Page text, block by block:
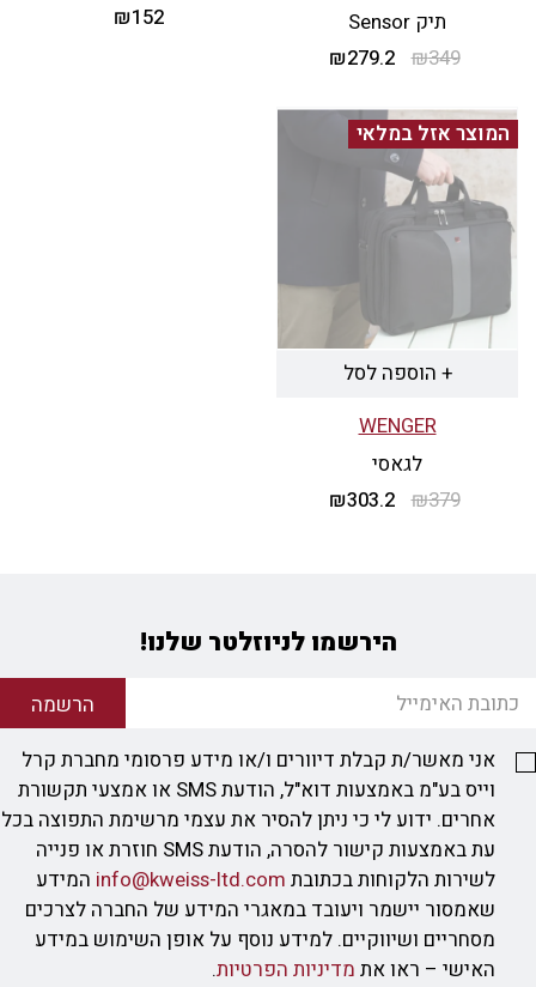
תיק Sensor
₪349
המחיר
היה:
₪349.
₪279.2
הוא:
₪152
המוצר אזל במלאי
+ הוספה לסל
WENGER
לגאסי
₪379
המחיר₪303.2
הירשמו לניוזלטר שלנו!
הרשמה
אני מאשר/ת קבלת דיוורים ו/או מידע פרסומי מחברת קרל
וייס בע"מ באמצעות דוא"ל, הודעת SMS או אמצעי תקשורת
אחרים. ידוע לי כי ניתן להסיר את עצמי מרשימת התפוצה בכל
עת באמצעות קישור להסרה, הודעת SMS חוזרת או פנייה
לשירות הלקוחות בכתובת info@kweiss-ltd.com המידע
שאמסור יישמר ויעובד במאגרי המידע של החברה לצרכים
מסחריים ושיווקיים. למידע נוסף על אופן השימוש במידע
האישי – ראו את מדיניות הפרטיות.